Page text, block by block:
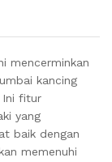
mencerminkan
kancing
Ini fitur
yang
baik dengan
memenuhi